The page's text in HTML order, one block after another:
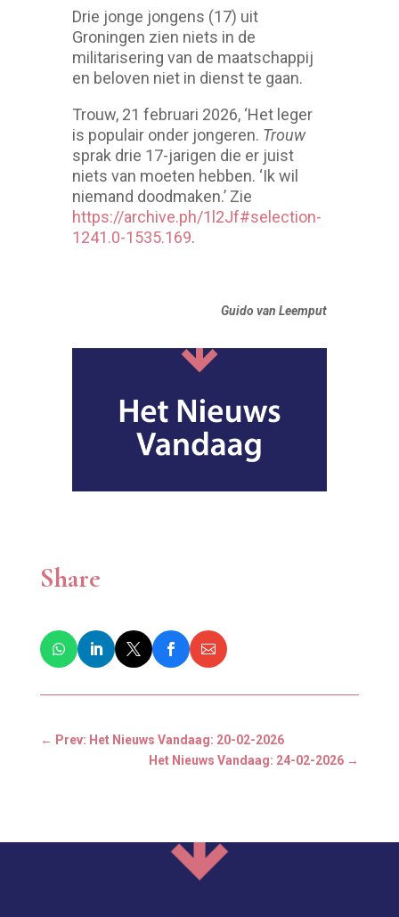
Drie jonge jongens (17) uit
Groningen zien niets in de
militarisering van de maatschappij
en beloven niet in dienst te gaan.
Trouw, 21 februari 2026, ‘Het leger
is populair onder jongeren. Trouw
sprak drie 17-jarigen die er juist
niets van moeten hebben. ‘Ik wil
niemand doodmaken.’ Zie
https://archive.ph/1l2Jf#selection-
1241.0-1535.169.
Guido van Leemput
Share
← Prev: Het Nieuws Vandaag: 20-02-2026
Het Nieuws Vandaag: 24-02-2026 →